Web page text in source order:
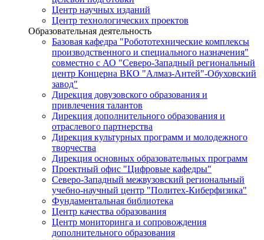
Центр научных изданий
Центр технологических проектов
Образовательная деятельность
Базовая кафедра "Робототехнические комплексы
производственного и специального назначения"
совместно с АО "Северо-Западный региональный
центр Концерна ВКО "Алмаз-Антей"-Обуховский
завод"
Дирекция довузовского образования и
привлечения талантов
Дирекция дополнительного образования и
отраслевого партнерства
Дирекция культурных программ и молодежного
творчества
Дирекция основных образовательных программ
Проектный офис "Цифровые кафедры"
Северо-Западный межвузовский региональный
учебно-научный центр "Политех-Киберфизика"
Фундаментальная библиотека
Центр качества образования
Центр мониторинга и сопровождения
дополнительного образования